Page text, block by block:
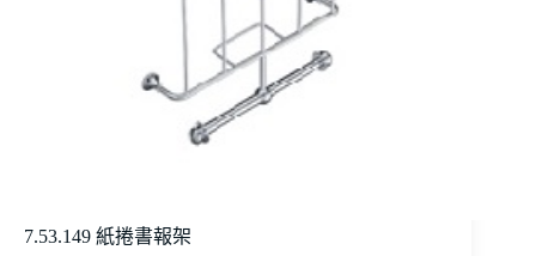
7.53.149 紙捲書報架